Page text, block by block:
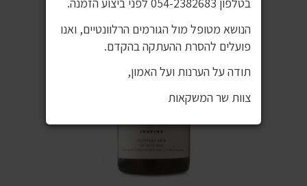
הנושא מטופל מול הגורמים הרלוונטיים, ואנו
פועלים להסרת ההעתקה בהקדם.
תודה על הערנות ועל האמון,
צוות שר המשקאות